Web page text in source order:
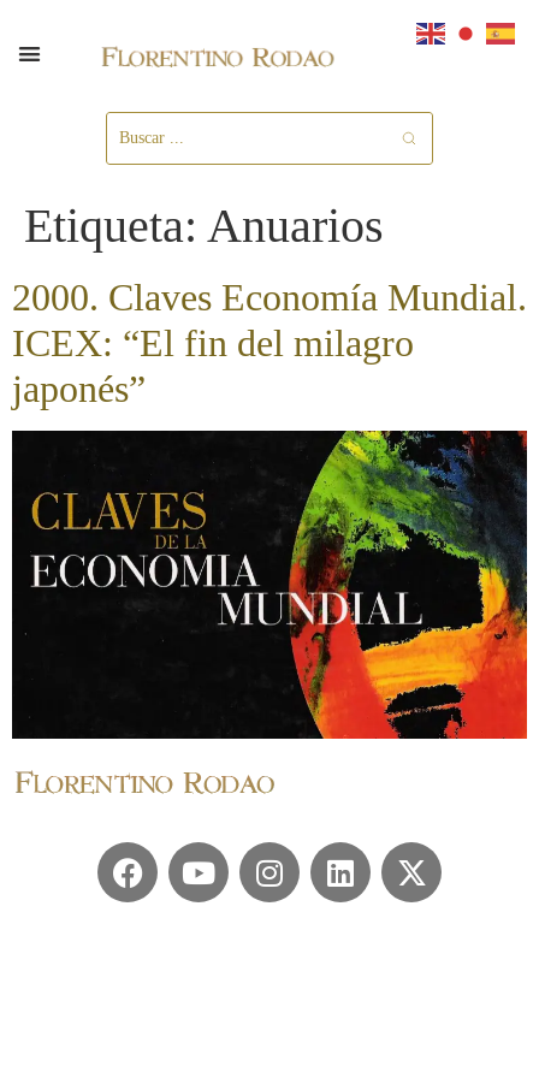
Etiqueta: Anuarios
2000. Claves Economía Mundial.
ICEX: “El fin del milagro
japonés”